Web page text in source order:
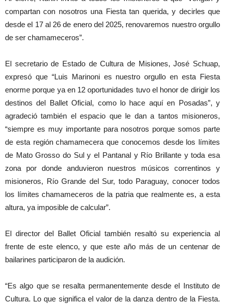
compartan con nosotros una Fiesta tan querida, y decirles que
desde el 17 al 26 de enero del 2025, renovaremos nuestro orgullo
de ser chamameceros”.
El secretario de Estado de Cultura de Misiones, José Schuap,
expresó que “Luis Marinoni es nuestro orgullo en esta Fiesta
enorme porque ya en 12 oportunidades tuvo el honor de dirigir los
destinos del Ballet Oficial, como lo hace aquí en Posadas”, y
agradeció también el espacio que le dan a tantos misioneros,
“siempre es muy importante para nosotros porque somos parte
de esta región chamamecera que conocemos desde los límites
de Mato Grosso do Sul y el Pantanal y Río Brillante y toda esa
zona por donde anduvieron nuestros músicos correntinos y
misioneros, Río Grande del Sur, todo Paraguay, conocer todos
los límites chamameceros de la patria que realmente es, a esta
altura, ya imposible de calcular”.
El director del Ballet Oficial también resaltó su experiencia al
frente de este elenco, y que este año más de un centenar de
bailarines participaron de la audición.
“Es algo que se resalta permanentemente desde el Instituto de
Cultura. Lo que significa el valor de la danza dentro de la Fiesta.